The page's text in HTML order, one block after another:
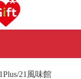
21風味館